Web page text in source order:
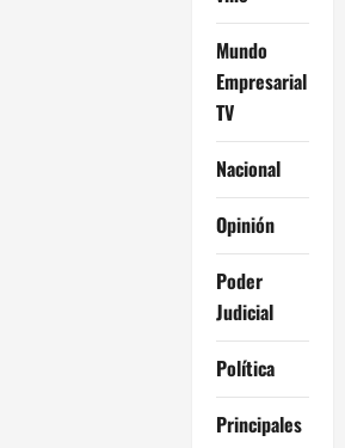
Mundo
Empresarial
TV
Nacional
Opinión
Poder
Judicial
Política
Principales